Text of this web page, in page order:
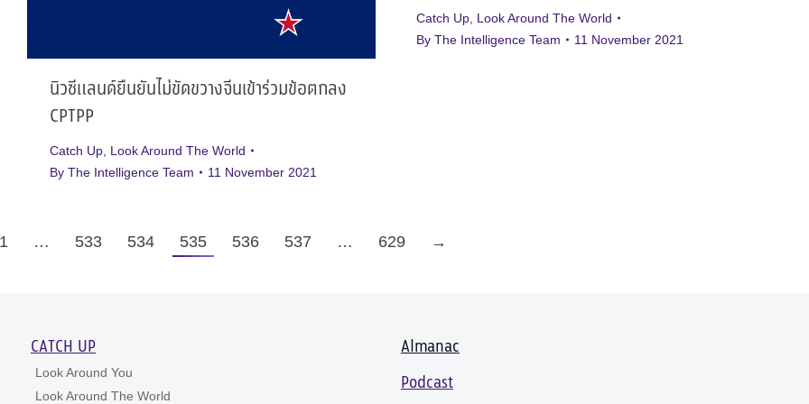
Catch Up Look Around The World
By The Intelligence Team 11 November 2021
นิวซีแลนด์ยืนยันไม่ขัดขวางจีนเข้าร่วมข้อตกลง
CPTPP
Catch Up Look Around The World
By The Intelligence Team 11 November 2021
1 … 533 534 535 536 537 … 629 →
CATCH UP
Look Around You
Look Around The World
Almanac
Podcast